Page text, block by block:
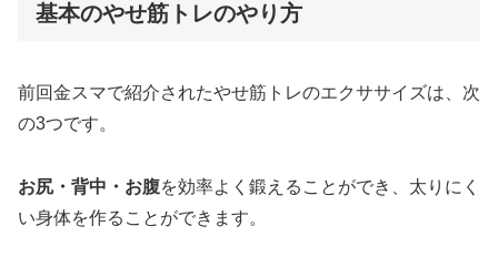
基本のやせ筋トレのやり方
前回金スマで紹介されたやせ筋トレのエクササイズは、次
の3つです。
お尻・背中・お腹を効率よく鍛えることができ、太りにく
い身体を作ることができます。